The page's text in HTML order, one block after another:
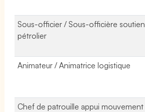
Sous-officier / Sous-officière soutien
pétrolier
Animateur / Animatrice logistique
Chef de patrouille appui mouvement